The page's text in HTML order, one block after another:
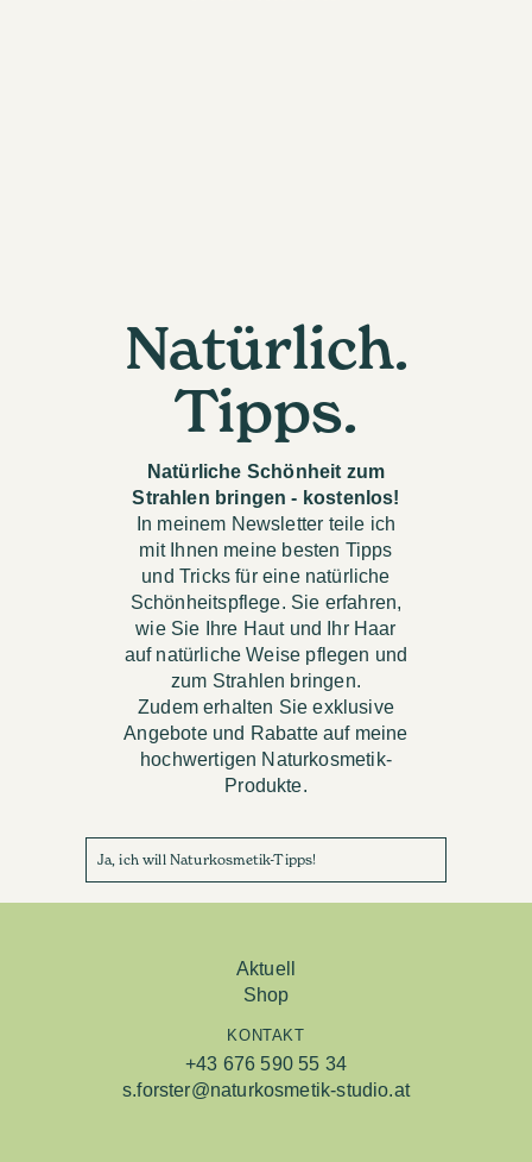
Natürlich.
Tipps.
Natürliche Schönheit zum
Strahlen bringen - kostenlos!
In meinem Newsletter teile ich
mit Ihnen meine besten Tipps
und Tricks für eine natürliche
Schönheitspflege. Sie erfahren,
wie Sie Ihre Haut und Ihr Haar
auf natürliche Weise pflegen und
zum Strahlen bringen.
Zudem erhalten Sie exklusive
Angebote und Rabatte auf meine
hochwertigen Naturkosmetik-
Produkte.
Ja, ich will Naturkosmetik-Tipps!
Aktuell
Shop
KONTAKT
+43 676 590 55 34
s.forster@naturkosmetik-studio.at